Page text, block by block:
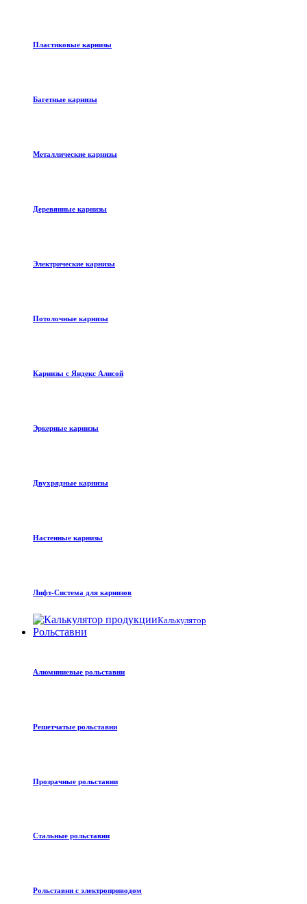
Пластиковые карнизы
Багетные карнизы
Металлические карнизы
Деревянные карнизы
Электрические карнизы
Потолочные карнизы
Карнизы с Яндекс Алисой
Эркерные карнизы
Двухрядные карнизы
Настенные карнизы
Лифт-Система для карнизов
Калькулятор
Рольставни
Алюминиевые рольставни
Решетчатые рольставни
Прозрачные рольставни
Стальные рольставни
Рольставни с электроприводом